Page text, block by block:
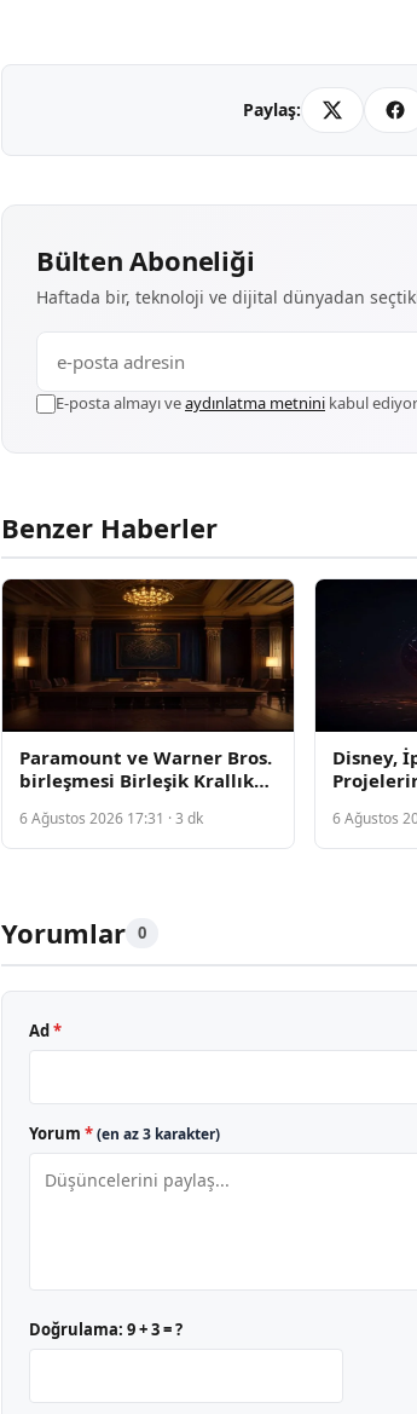
Paylaş:
Bülten Aboneliği
Haftada bir, teknoloji ve dijital dünyadan
E-posta almayı veaydınlatma metnini kabul
Benzer Haberler
Paramount ve Warner Bros.
birleşmesi Birleşik Krallık
desteğiyle hızlanıyor
6 Ağustos 2026 17:31 · 3 dk
Disney,
6 Ağustos
Yorumlar 0
Ad*
Yorum *(en az 3 karakter)
Doğrulama: 9 + 3 = ?